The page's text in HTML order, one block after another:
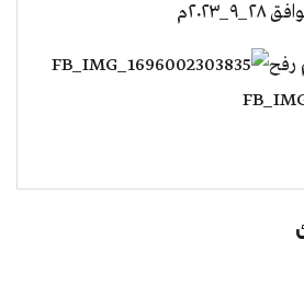
رفح